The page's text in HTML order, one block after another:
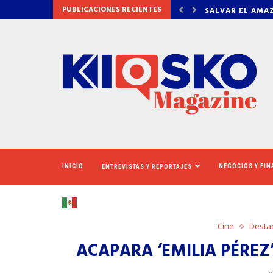
PUBLICACIONES RECIENTES
EL ECOSISTEMA EVIDENCIA QUE LA... LA VERDAD
INICIO ENTREVISTAS Y REPORTAJES NEGOCIOS Y
Cine
ACAPARA ‘EMILIA